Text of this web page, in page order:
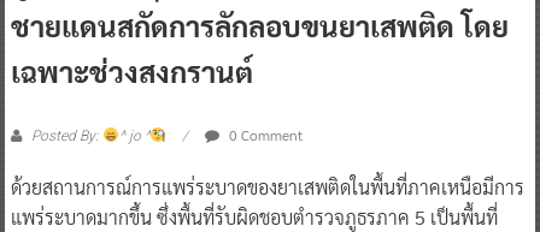
ชายแดนสกัดการลักลอบขนยาเสพติด โดย
เฉพาะช่วงสงกรานต์
Posted By: ^ jo ^ 0 Comment
ด้วยสถานการณ์การแพร่ระบาดของยาเสพติดในพื้นที่ภาคเหนือมีการ
แพร่ระบาดมากขึ้น ซึ่งพื้นที่รับผิดชอบตำรวจภูธรภาค 5 เป็นพื้นที่